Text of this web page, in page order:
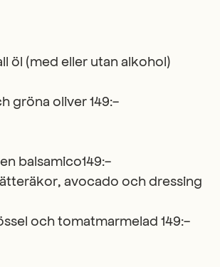
öl (med eller utan alkohol)
gröna oliver 149:-
balsamico149:-
avocado och dressing
och tomatmarmelad 149:-